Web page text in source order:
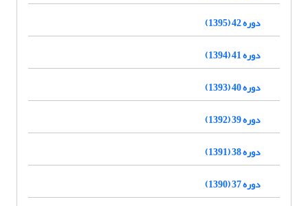
دوره 42 (1395)
دوره 41 (1394)
دوره 40 (1393)
دوره 39 (1392)
دوره 38 (1391)
دوره 37 (1390)